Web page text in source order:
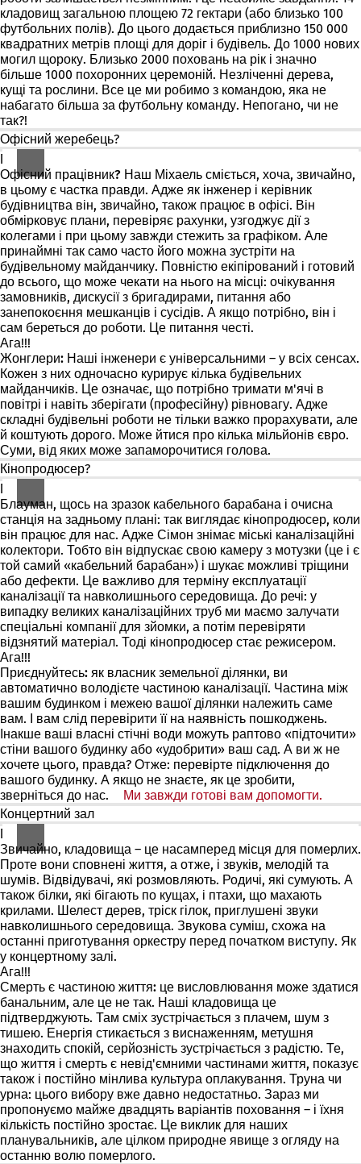
кладовищ загальною площею 72 гектари (або близько 100
футбольних полів). До цього додається приблизно 150 000
квадратних метрів площі для доріг і будівель. До 1000 нових
могил щороку. Близько 2000 поховань на рік і значно
більше 1000 похоронних церемоній. Незліченні дерева,
кущі та рослини. Все це ми робимо з командою, яка не
набагато більша за футбольну команду. Непогано, чи не
так?!
Офісний жеребець?
Га?
Офісний працівник? Наш Міхаель сміється, хоча, звичайно,
в цьому є частка правди. Адже як інженер і керівник
будівництва він, звичайно, також працює в офісі. Він
обмірковує плани, перевіряє рахунки, узгоджує дії з
колегами і при цьому завжди стежить за графіком. Але
принаймні так само часто його можна зустріти на
будівельному майданчику. Повністю екіпірований і готовий
до всього, що може чекати на нього на місці: очікування
замовників, дискусії з бригадирами, питання або
занепокоєння мешканців і сусідів. А якщо потрібно, він і
сам береться до роботи. Це питання честі.
Ага!!!
Жонглери: Наші інженери є універсальними – у всіх сенсах.
Кожен з них одночасно курирує кілька будівельних
майданчиків. Це означає, що потрібно тримати м'ячі в
повітрі і навіть зберігати (професійну) рівновагу. Адже
складні будівельні роботи не тільки важко прорахувати, але
й коштують дорого. Може йтися про кілька мільйонів євро.
Суми, від яких може запаморочитися голова.
Кінопродюсер?
Га?
Блауман, щось на зразок кабельного барабана і очисна
станція на задньому плані: так виглядає кінопродюсер, коли
він працює для нас. Адже Сімон знімає міські каналізаційні
колектори. Тобто він відпускає свою камеру з мотузки (це і є
той самий «кабельний барабан») і шукає можливі тріщини
або дефекти. Це важливо для терміну експлуатації
каналізації та навколишнього середовища. До речі: у
випадку великих каналізаційних труб ми маємо залучати
спеціальні компанії для зйомки, а потім перевіряти
відзнятий матеріал. Тоді кінопродюсер стає режисером.
Ага!!!
Приєднуйтесь: як власник земельної ділянки, ви
автоматично володієте частиною каналізації. Частина між
вашим будинком і межею вашої ділянки належить саме
вам. І вам слід перевірити її на наявність пошкоджень.
Інакше ваші власні стічні води можуть раптово «підточити»
стіни вашого будинку або «удобрити» ваш сад. А ви ж не
хочете цього, правда? Отже: перевірте підключення до
вашого будинку. А якщо не знаєте, як це зробити,
зверніться до нас.
Ми завжди готові вам допомогти.
в
новій
Концертний зал
Га?
Звичайно, кладовища – це насамперед місця для померлих.
Проте вони сповнені життя, а отже, і звуків, мелодій та
шумів. Відвідувачі, які розмовляють. Родичі, які сумують. А
також білки, які бігають по кущах, і птахи, що махають
крилами. Шелест дерев, тріск гілок, приглушені звуки
навколишнього середовища. Звукова суміш, схожа на
останні приготування оркестру перед початком виступу. Як
у концертному залі.
Ага!!!
Смерть є частиною життя: це висловлювання може здатися
банальним, але це не так. Наші кладовища це
підтверджують. Там сміх зустрічається з плачем, шум з
тишею. Енергія стикається з виснаженням, метушня
знаходить спокій, серйозність зустрічається з радістю. Те,
що життя і смерть є невід'ємними частинами життя, показує
також і постійно мінлива культура оплакування. Труна чи
урна: цього вибору вже давно недостатньо. Зараз ми
пропонуємо майже двадцять варіантів поховання – і їхня
кількість постійно зростає. Це виклик для наших
планувальників, але цілком природне явище з огляду на
останню волю померлого.